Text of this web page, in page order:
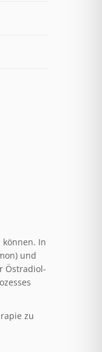
In
und
Östradiol-
zu